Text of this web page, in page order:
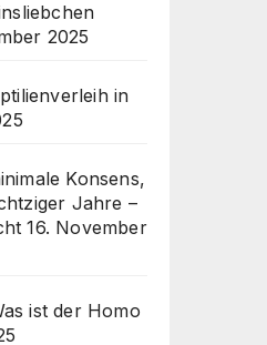
2025
in
Konsens,
Jahre –
16. November
ist der Homo